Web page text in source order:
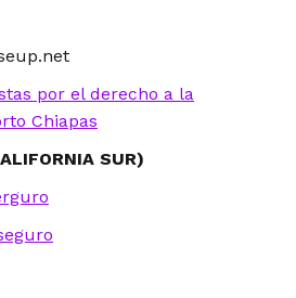
por el derecho a la
Chiapas
SUR)